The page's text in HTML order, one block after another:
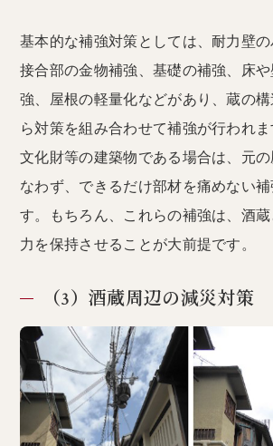
基本的な補強対策としては、耐力壁の
接合部の金物補強、基礎の補強、床
強、屋根の軽量化などがあり、蔵の
ら対策を組み合わせて補強が行われ
文化財等の建築物である場合は、元
なわず、できるだけ部材を痛めない
す。もちろん、これらの補強は、酒
力を保持させることが大前提です。
（3）酒蔵周辺の減災対策